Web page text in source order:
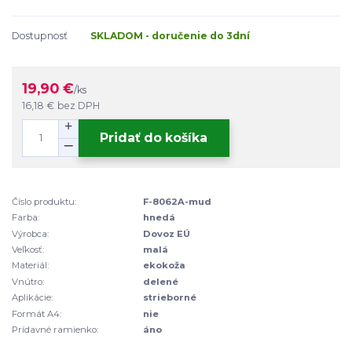
Dostupnosť SKLADOM - doručenie do 3dní
19,90 €/ks
16,18 € bez DPH
Pridať do košíka
Číslo produktu:
F-8062A-mud
Farba:
hnedá
Výrobca:
Dovoz EÚ
Veľkosť:
malá
Materiál:
ekokoža
Vnútro:
delené
Aplikácie:
strieborné
Formát A4:
nie
Prídavné ramienko:
áno